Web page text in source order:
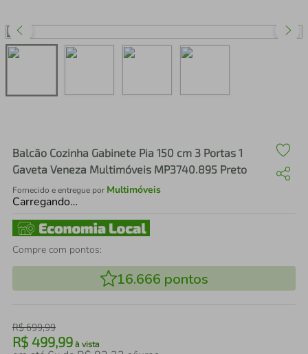
Balcão Cozinha Gabinete Pia 150 cm 3 Portas 1
Gaveta Veneza Multimóveis MP3740.895 Preto
Fornecido e entregue por Multimóveis
Carregando…
Compre com pontos:
16.666 pontos
R$699,99
R$ 499,99 à vista
perfume